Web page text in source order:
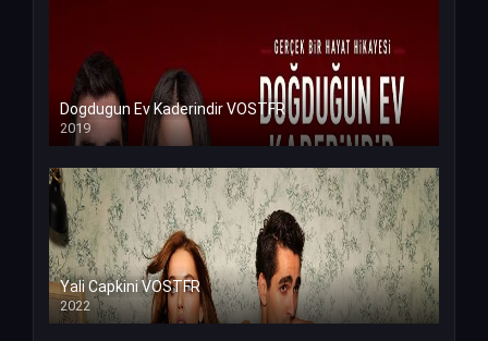
Dogdugun Ev Kaderindir VOSTFR
2019
Yali Capkini VOSTFR
2022